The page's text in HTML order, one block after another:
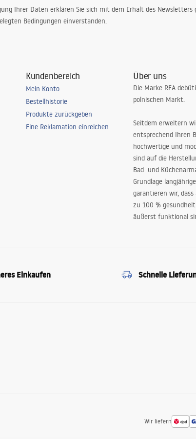
Ihrer Daten erklären Sie sich mit dem Erhalt des Newsletters
Bedingungen einverstanden.
Kundenbereich
Mein Konto
Bestellhistorie
Produkte zurückgeben
Eine Reklamation einreichen
Über uns
Die Marke REA
polnischen Markt.
Seitdem erweitern
entsprechend Ihren
hochwertige und
sind auf die
Bad- und
Grundlage
garantieren wir,
zu 100 %
äußerst funktional
Einkaufen Schnelle
Wir liefern